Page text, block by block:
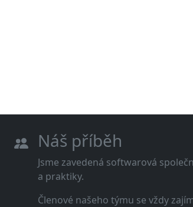
Náš příběh
Jsme zavedená softwarová
a praktiky.
Členové našeho týmu se vždy